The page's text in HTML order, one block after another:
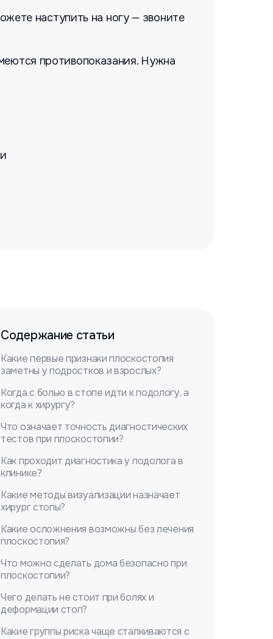
наступить на ногу — звоните
противопоказания. Нужна
Содержание статьи
Какие первые признаки плоскостопия
заметны у подростков и взрослых?
Когда с болью в стопе идти к подологу, а
когда к хирургу?
Что означает точность диагностических
тестов при плоскостопии?
Как проходит диагностика у подолога в
клинике?
Какие методы визуализации назначает
хирург стопы?
Какие осложнения возможны без лечения
плоскостопия?
Что можно сделать дома безопасно при
плоскостопии?
Чего делать не стоит при болях и
деформации стоп?
Какие группы риска чаще сталкиваются с